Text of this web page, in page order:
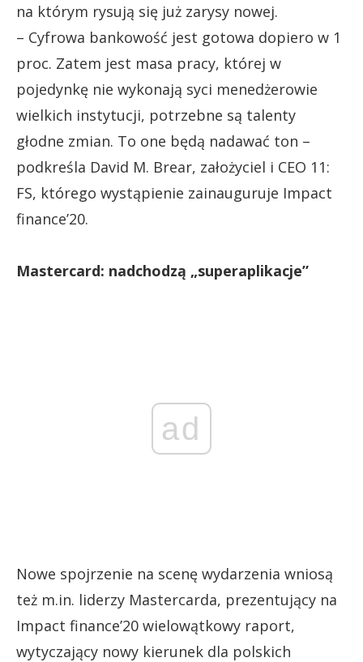
na którym rysują się już zarysy nowej.
– Cyfrowa bankowość jest gotowa dopiero w 1
proc. Zatem jest masa pracy, której w
pojedynkę nie wykonają syci menedżerowie
wielkich instytucji, potrzebne są talenty
głodne zmian. To one będą nadawać ton –
podkreśla David M. Brear, założyciel i CEO 11:
FS, którego wystąpienie zainauguruje Impact
finance’20.
Mastercard: nadchodzą „superaplikacje”
ad
Nowe spojrzenie na scenę wydarzenia wniosą
też m.in. liderzy Mastercarda, prezentujący na
Impact finance’20 wielowątkowy raport,
wytyczający nowy kierunek dla polskich